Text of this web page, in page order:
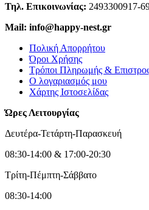
Τηλ. Επικοινωνίας: 2493300917-
Mail: info@happy-nest.gr
Πολική Απορρήτου
Όροι Χρήσης
Τρόποι Πληρωμής &
Ο λογαριασμός μου
Χάρτης Ιστοσελίδας
Ώρες Λειτουργίας
Δευτέρα-Τετάρτη-Παρασκευή
08:30-14:00 & 17:00-20:30
Τρίτη-Πέμπτη-Σάββατο
08:30-14:00